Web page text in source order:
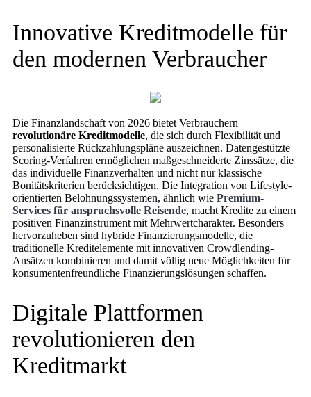
Innovative Kreditmodelle für
den modernen Verbraucher
Die Finanzlandschaft von 2026 bietet Verbrauchern
revolutionäre Kreditmodelle, die sich durch Flexibilität und
personalisierte Rückzahlungspläne auszeichnen. Datengestützte
Scoring-Verfahren ermöglichen maßgeschneiderte Zinssätze, die
das individuelle Finanzverhalten und nicht nur klassische
Bonitätskriterien berücksichtigen. Die Integration von Lifestyle-
orientierten Belohnungssystemen, ähnlich wie Premium-
Services für anspruchsvolle Reisende, macht Kredite zu einem
positiven Finanzinstrument mit Mehrwertcharakter. Besonders
hervorzuheben sind hybride Finanzierungsmodelle, die
traditionelle Kreditelemente mit innovativen Crowdlending-
Ansätzen kombinieren und damit völlig neue Möglichkeiten für
konsumentenfreundliche Finanzierungslösungen schaffen.
Digitale Plattformen
revolutionieren den
Kreditmarkt